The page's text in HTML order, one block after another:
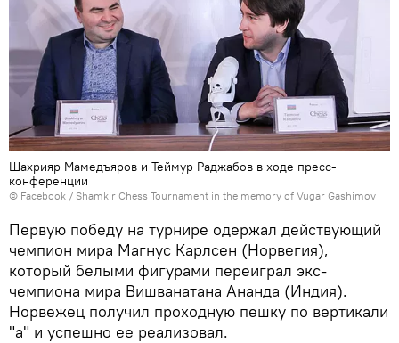
Шахрияр Мамедъяров и Теймур Раджабов в ходе пресс-
конференции
© Facebook / Shamkir Chess Tournament in the memory of Vugar Gashimov
Первую победу на турнире одержал действующий
чемпион мира Магнус Карлсен (Норвегия),
который белыми фигурами переиграл экс-
чемпиона мира Вишванатана Ананда (Индия).
Норвежец получил проходную пешку по вертикали
"а" и успешно ее реализовал.